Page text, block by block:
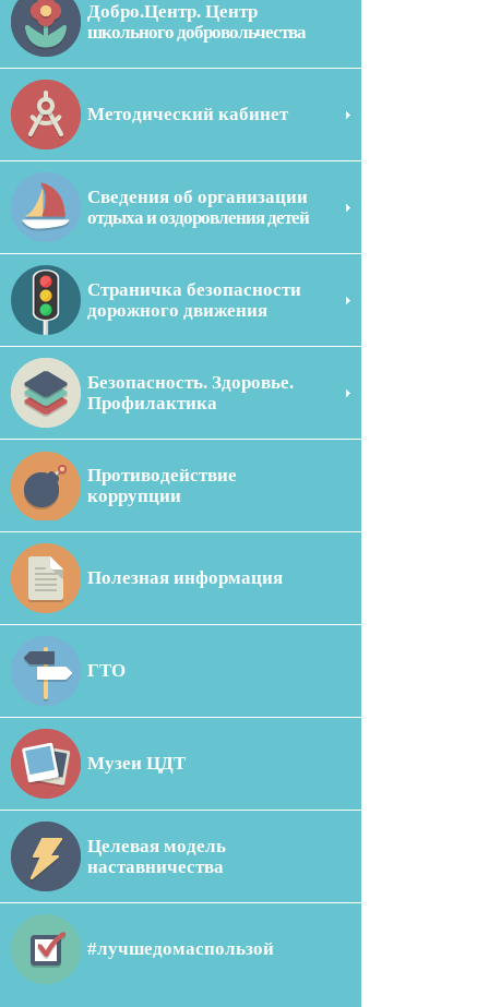
Добро.Центр. Центр
школьного добровольчества
Методический кабинет
Сведения об организации
отдыха и оздоровления детей
Страничка безопасности
дорожного движения
Безопасность. Здоровье.
Профилактика
Противодействие
коррупции
Полезная информация
ГТО
Музеи ЦДТ
Целевая модель
наставничества
#лучшедомаспользой